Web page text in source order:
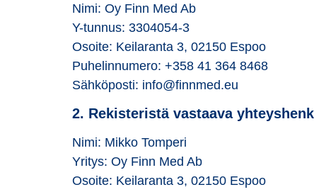
Nimi: Oy Finn Med Ab
Y-tunnus: 3304054-3
Osoite: Keilaranta 3, 02150 Espoo
Puhelinnumero: +358 41 364 8468
Sähköposti: info@finnmed.eu
2. Rekisteristä vastaava
Nimi: Mikko Tomperi
Yritys: Oy Finn Med Ab
Osoite: Keilaranta 3, 02150 Espoo